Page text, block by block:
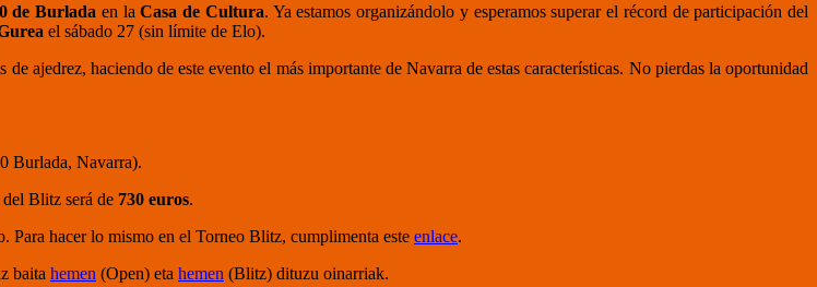
de Burlada en laCasa de Cultura. Ya estamos organizándolo y esperamos superar el récord de participación del
el sábado 27 (sin límite de Elo).
ajedrez, haciendo de este evento el más importante de Navarra de estas características. No pierdas la oportunidad
Burlada, Navarra).
Blitz será de 730 euros.
Para hacer lo mismo en el Torneo Blitz, cumplimenta este enlace.
baita hemen (Open) eta hemen (Blitz) dituzu oinarriak.